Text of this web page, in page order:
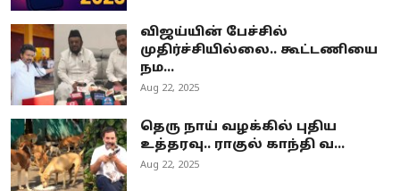
விஜய்யின் பேச்சில்
முதிர்ச்சியில்லை.. கூட்டணியை
நம...
Aug 22, 2025
தெரு நாய் வழக்கில் புதிய
உத்தரவு.. ராகுல் காந்தி வ...
Aug 22, 2025